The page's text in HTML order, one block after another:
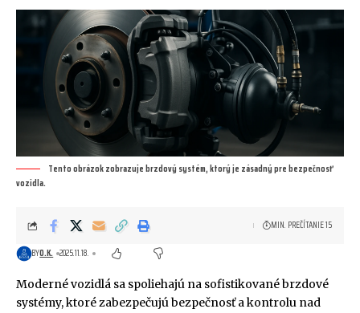
Tento obrázok zobrazuje brzdový systém, ktorý je zásadný pre bezpečnosť
vozidla.
BYO.K. 2025.11.18.
MIN. PREČÍTANIE 15
Moderné vozidlá sa spoliehajú na sofistikované brzdové
systémy, ktoré zabezpečujú bezpečnosť a kontrolu nad